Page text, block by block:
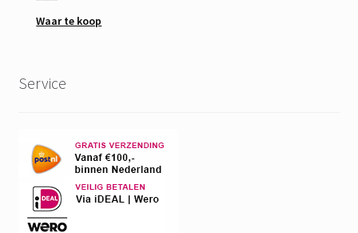
Waar te koop
Service